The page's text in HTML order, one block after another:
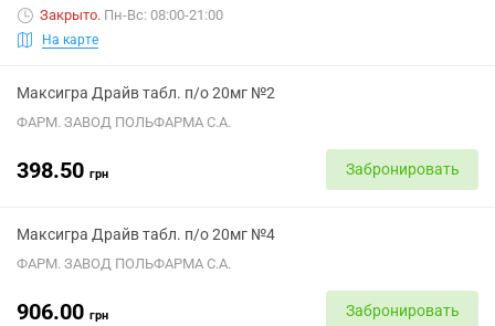
Закрыто. Пн-Вс: 08:00-21:00
На карте
Максигра Драйв табл. п/о 20мг №2
ФАРМ. ЗАВОД ПОЛЬФАРМА С.А.
398.50 грн Забронировать
Максигра Драйв табл. п/о 20мг №4
ФАРМ. ЗАВОД ПОЛЬФАРМА С.А.
906.00 грн Забронировать